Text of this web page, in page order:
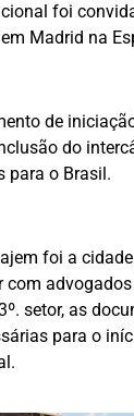
foi
Madrid na
de
do
para o Brasil.
foi a
com
setor, as
para o